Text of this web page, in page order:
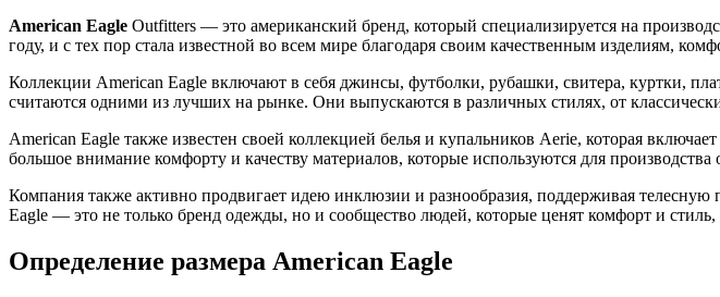
American Eagle Outfitters — это американский бренд, который специализируется на
году, и с тех пор стала известной во всем мире благодаря своим качественным изделиям,
Коллекции American Eagle включают в себя джинсы, футболки, рубашки, свитера, куртки,
считаются одними из лучших на рынке. Они выпускаются в различных стилях, от
American Eagle также известен своей коллекцией белья и купальников Aerie, которая
большое внимание комфорту и качеству материалов, которые используются для производства
Компания также активно продвигает идею инклюзии и разнообразия, поддерживая
Eagle — это не только бренд одежды, но и сообщество людей, которые ценят комфорт и
Определение размера American Eagle